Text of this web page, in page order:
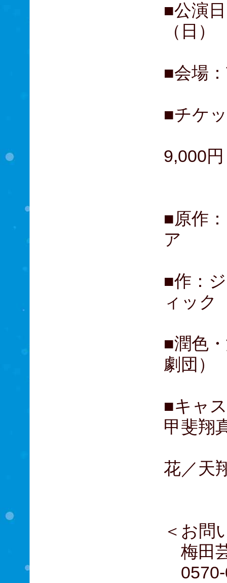
■公演
（日）
■会場
■チケ
9,000
■原作
ア
■作：
ィック
■潤色
劇団）
■キャ
甲斐翔
花／天
＜お問
梅田
0570-